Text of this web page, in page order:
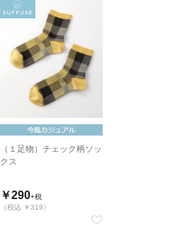
（１足物）チェック柄ソッ
クス
￥290+税
（税込 ￥319）